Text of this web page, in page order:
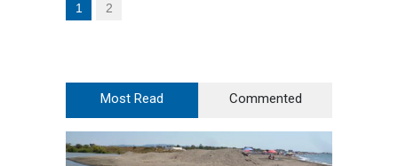
1 2
Most Read Commented